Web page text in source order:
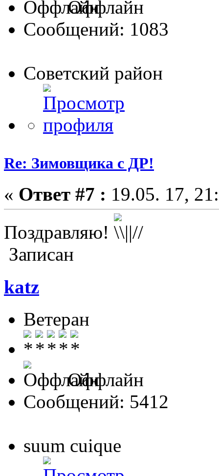
Оффлайн
Сообщений: 1083
Советский район
Re: Зимовщика с ДР!
« Ответ #7 : 19.05. 17,
Поздравляю!
Записан
katz
Ветеран
Оффлайн
Сообщений: 5412
suum cuique